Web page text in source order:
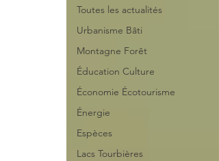
Toutes les actualités
Urbanisme Bâti
Montagne Forêt
Éducation Culture
Économie Écotourisme
Énergie
Espèces
Lacs Tourbières